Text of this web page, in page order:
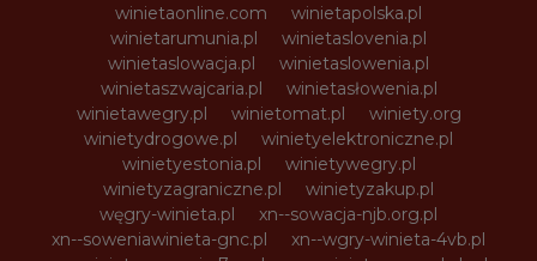
winietaonline.com
winietapolska.pl
winietarumunia.pl
winietaslovenia.pl
winietaslowacja.pl
winietaslowenia.pl
winietaszwajcaria.pl
winietasłowenia.pl
winietawegry.pl
winietomat.pl
winiety.org
winietydrogowe.pl
winietyelektroniczne.pl
winietyestonia.pl
winietywegry.pl
winietyzagraniczne.pl
winietyzakup.pl
węgry-winieta.pl
xn--sowacja-njb.org.pl
xn--soweniawinieta-gnc.pl
xn--wgry-winieta-4vb.pl